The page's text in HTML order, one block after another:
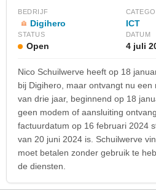
BEDRIJF
Digihero ICT
STATUS
Open
DATUM
4 juli
Nico Schuilwerve heeft op 18
bij Digihero, maar ontvangt nu
van drie jaar, beginnend op 18
geen modem of aansluiting
factuurdatum op 16 februari 2024
van 20 juni 2024 is. Schuilwerve
moet betalen zonder gebruik te
de diensten.